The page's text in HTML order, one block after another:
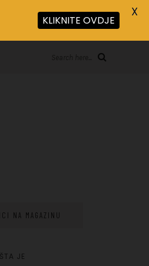
NA MAGAZINU
ŠTA JE
KLIKNITE OVDJE
X